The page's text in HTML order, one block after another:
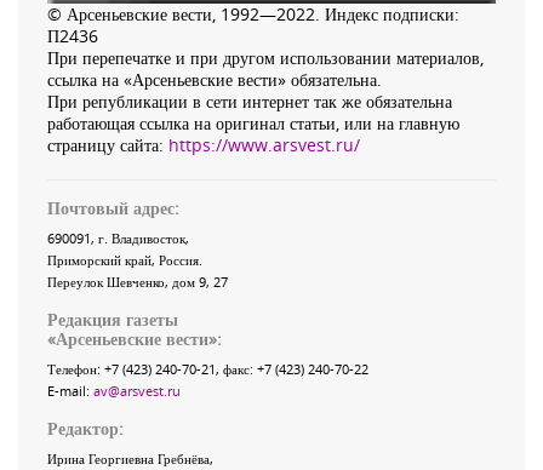
© Арсеньевские вести, 1992—2022. Индекс подписки:
П2436
При перепечатке и при другом использовании материалов,
ссылка на «Арсеньевские вести» обязательна.
При републикации в сети интернет так же обязательна
работающая ссылка на оригинал статьи, или на главную
страницу сайта: https://www.arsvest.ru/
Почтовый адрес:
690091, г. Владивосток,
Приморский край, Россия
Переулок Шевченко, дом 9, 27
Редакция газеты
«Арсеньевские вести»:
Телефон: +7 (423) 240-70-21, факс: +7 (423) 240-70-22
E-mail: av@arsvest.ru
Редактор:
Ирина Георгиевна Гребнёва,